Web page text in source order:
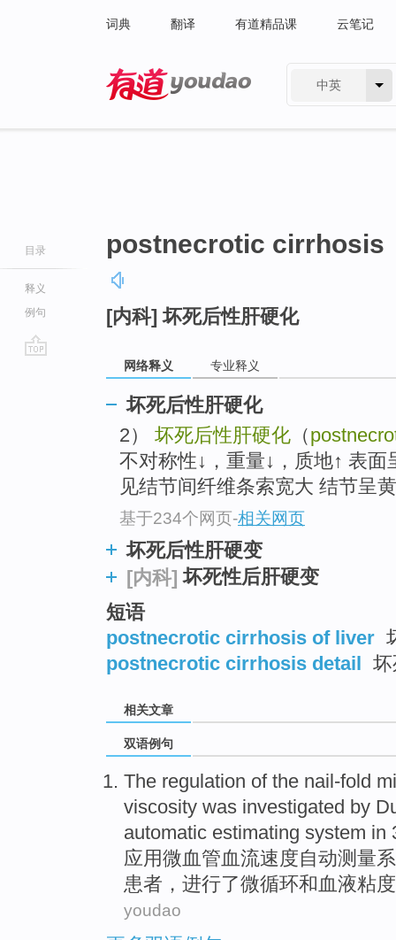
词典 翻译 有道精品课 云笔记
中英
目录
释义
例句
postnecrotic cirrhosis
[内科] 坏死后性肝硬化
网络释义 专业释义
坏死后性肝硬化
2） 坏死后性肝硬化 （
不对称性↓，重量↓，质地↑ 表
见结节间纤维条索宽大 结节呈
基于234个网页-相关网页
坏死后性肝硬变
[内科] 坏死性后肝硬变
短语
postnecrotic cirrhosis of liver
postnecrotic cirrhosis detail
相关文章
双语例句
The regulation of the nail-fold
viscosity was investigated by
automatic estimating system in
应用微血管血流速度自动测量
患者，进行了微循环和 血液粘度
youdao